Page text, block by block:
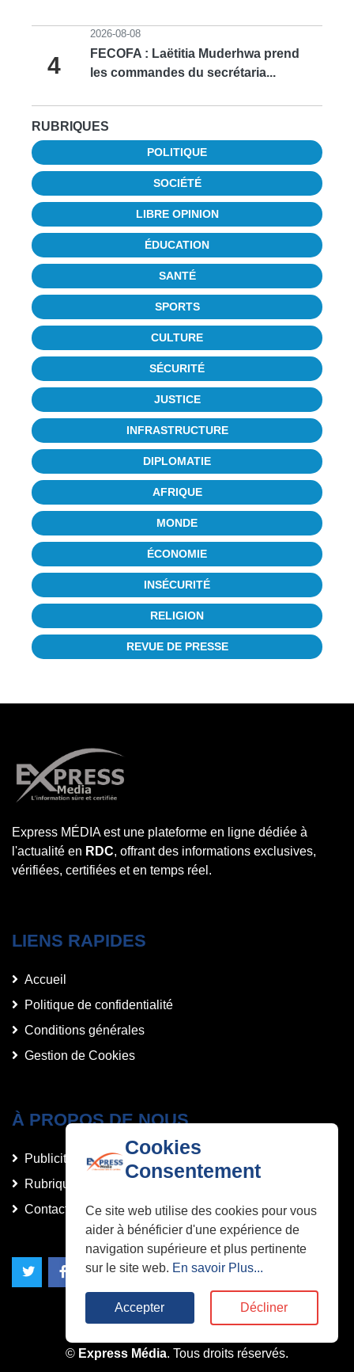
Cookies
Consentement
Ce site web utilise des cookies pour vous
aider à bénéficier d'une expérience de
navigation supérieure et plus pertinente
sur le site web. En savoir Plus...
Accepter Décliner
4
2026-08-08
FECOFA : Laëtitia Muderhwa prend
les commandes du secrétaria...
RUBRIQUES
POLITIQUE
SOCIÉTÉ
LIBRE OPINION
ÉDUCATION
SANTÉ
SPORTS
CULTURE
SÉCURITÉ
JUSTICE
INFRASTRUCTURE
DIPLOMATIE
AFRIQUE
MONDE
ÉCONOMIE
INSÉCURITÉ
RELIGION
REVUE DE PRESSE
Express MÉDIA est une plateforme en ligne dédiée à
l'actualité en RDC, offrant des informations exclusives,
vérifiées, certifiées et en temps réel.
LIENS RAPIDES
Accueil
Politique de confidentialité
Conditions générales
Gestion de Cookies
À PROPOS DE NOUS
Publicités et Annonces
Rubriques
Contact
© Express Média. Tous droits réservés.